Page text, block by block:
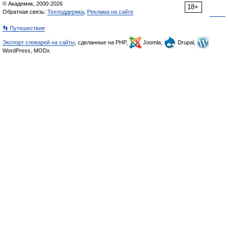
18+
© Академик, 2000-2026
Обратная связь: Техподдержка Реклама на сайте
👣 Путешествия
Экспорт словарей на сайты , сделанные на PHP, Joomla,
Drupal,
WordPress, MODx.